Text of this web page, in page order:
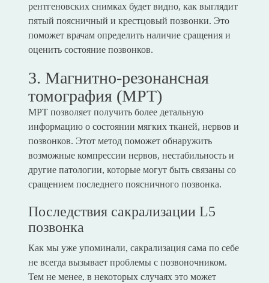
рентгеновских снимках будет видно, как выглядит
пятый поясничный и крестцовый позвонки. Это
поможет врачам определить наличие сращения и
оценить состояние позвонков.
3. Магнитно-резонансная
томография (МРТ)
МРТ позволяет получить более детальную
информацию о состоянии мягких тканей, нервов и
позвонков. Этот метод поможет обнаружить
возможные компрессии нервов, нестабильность и
другие патологии, которые могут быть связаны со
сращением последнего поясничного позвонка.
Последствия сакрализации L5
позвонка
Как мы уже упоминали, сакрализация сама по себе
не всегда вызывает проблемы с позвоночником.
Тем не менее, в некоторых случаях это может